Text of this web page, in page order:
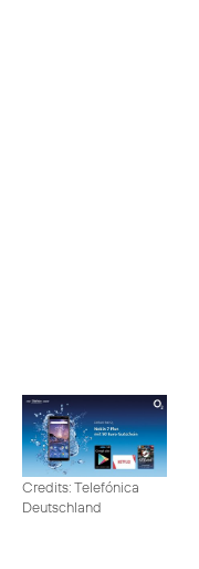
Credits: Telefónica
Deutschland